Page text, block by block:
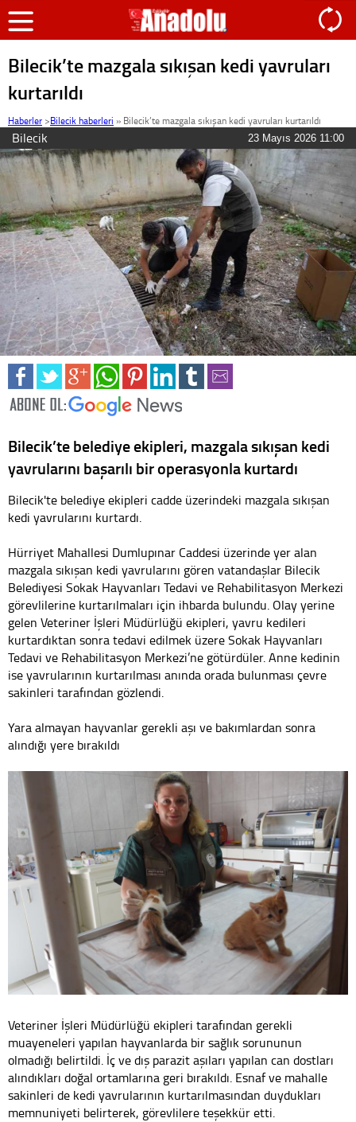
Bilecik’te mazgala sıkışan kedi yavruları
kurtarıldı
Haberler >Bilecik haberleri » Bilecik’te mazgala sıkışan kedi yavruları kurtarıldı
Bilecik 23 Mayıs 2026 11:00
Bilecik’te belediye ekipleri, mazgala sıkışan kedi
yavrularını başarılı bir operasyonla kurtardı
Bilecik'te belediye ekipleri cadde üzerindeki mazgala sıkışan
kedi yavrularını kurtardı.
Hürriyet Mahallesi Dumlupınar Caddesi üzerinde yer alan
mazgala sıkışan kedi yavrularını gören vatandaşlar Bilecik
Belediyesi Sokak Hayvanları Tedavi ve Rehabilitasyon Merkezi
görevlilerine kurtarılmaları için ihbarda bulundu. Olay yerine
gelen Veteriner İşleri Müdürlüğü ekipleri, yavru kedileri
kurtardıktan sonra tedavi edilmek üzere Sokak Hayvanları
Tedavi ve Rehabilitasyon Merkezi’ne götürdüler. Anne kedinin
ise yavrularının kurtarılması anında orada bulunması çevre
sakinleri tarafından gözlendi.
Yara almayan hayvanlar gerekli aşı ve bakımlardan sonra
alındığı yere bırakıldı
Veteriner İşleri Müdürlüğü ekipleri tarafından gerekli
muayeneleri yapılan hayvanlarda bir sağlık sorununun
olmadığı belirtildi. İç ve dış parazit aşıları yapılan can dostları
alındıkları doğal ortamlarına geri bırakıldı. Esnaf ve mahalle
sakinleri de kedi yavrularının kurtarılmasından duydukları
memnuniyeti belirterek, görevlilere teşekkür etti.